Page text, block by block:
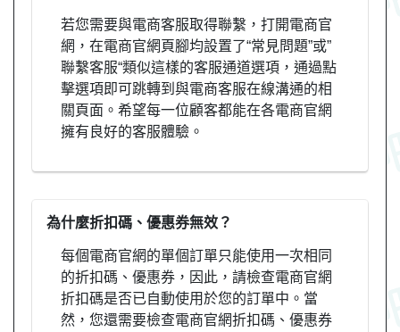
若您需要與電商客服取得聯繫，打開電商官
網，在電商官網頁腳均設置了“常見問題”或”
聯繫客服“類似這樣的客服通道選項，通過點
擊選項即可跳轉到與電商客服在線溝通的相
關頁面。希望每一位顧客都能在各電商官網
擁有良好的客服體驗。
為什麼折扣碼、優惠券無效？
每個電商官網的單個訂單只能使用一次相同
的折扣碼、優惠券，因此，請檢查電商官網
折扣碼是否已自動使用於您的訂單中。當
然，您還需要檢查電商官網折扣碼、優惠券